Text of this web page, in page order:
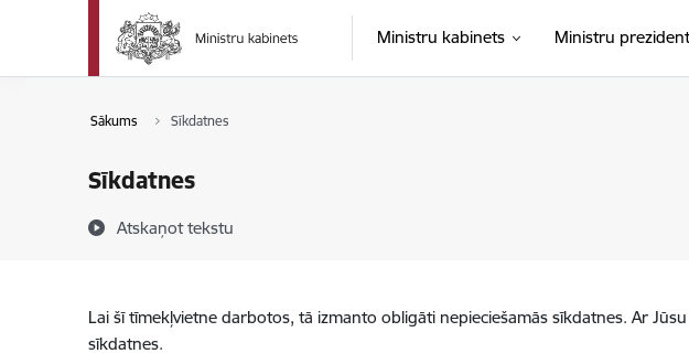
Pāriet uz lapas saturu
Ministru kabinets Ministru
Sākums Sīkdatnes
Sīkdatnes
Atskaņot tekstu
Lai šī tīmekļvietne darbotos, tā izmanto obligāti nepieciešamās sīkdatnes. Ar
sīkdatnes.